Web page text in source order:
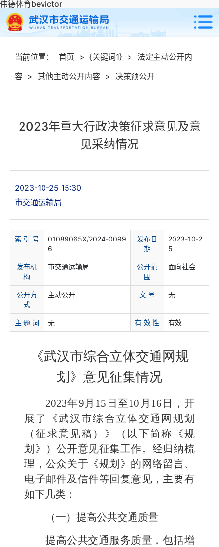
伟德体育bevictor
当前位置： 首页 > {关键词1} >
法定主动公开内
容 > 其他主动公开内容 > 决策预公开
2023年重大行政决策征求意见及意
见采纳情况
2023-10-25 15:30
市交通运输局
索 引 号
01089065X/2024-0099
6
发布日
期
2023-10-2
5
发布机
构
市交通运输局
公开范
围
面向社会
公开方
式
主动公开 文 号 无
主 题 词 无 有 效 性 有效
《武汉市综合立体交通网规
划》 意见征集情况
2023年9 月 15 日至10 月 16 日，开
展了《武汉市综合立体交通网规划
（征求意见稿） 》（以下简称《规
划》）公开意见征集工作。经归纳梳
理，公众关于 《规划》 的网络留言、
电子邮件及信件等回复意见，主要有
如下几类：
（一）提高公共交通质量
提高公共交通服务质量，包括增